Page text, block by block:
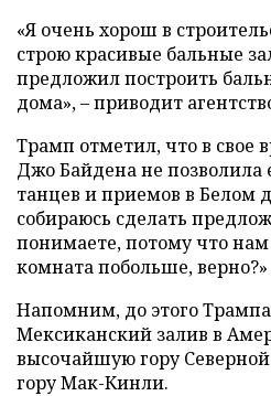
«Я очень хорош в
строю красивые бальные
предложил построить
дома», – приводит
Трамп отметил, что в свое
Джо Байдена не позволила
танцев и приемов в Белом
собираюсь сделать
понимаете, потому что
комната побольше, верно?»
Напомним, до этого Трампа
Мексиканский залив в
высочайшую гору
гору Мак-Кинли.